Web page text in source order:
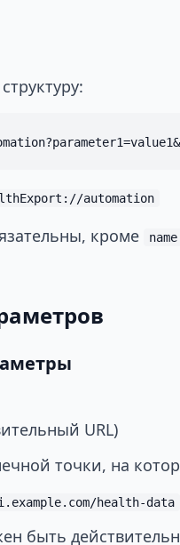
automation
кроме name
URL)
точки, на
health-data
быть